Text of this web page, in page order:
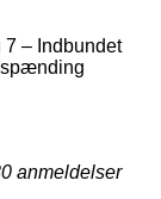
– Indbundet
spænding
anmeldelser